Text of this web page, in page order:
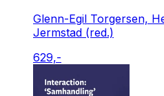
Glenn-Egil Torgersen,
Jermstad (red.)
629,-